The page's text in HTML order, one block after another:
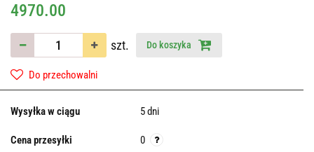
4970.00
szt. Do koszyka
Do przechowalni
Wysyłka w ciągu 5 dni
Cena przesyłki 0